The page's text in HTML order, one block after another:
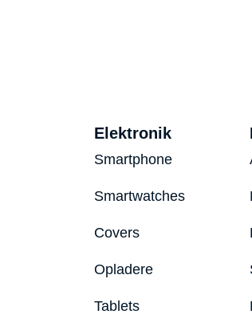
Elektronik
Smartphone
Smartwatches
Covers
Opladere
Tablets